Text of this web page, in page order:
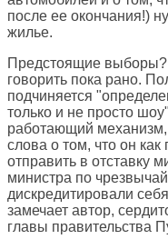
после ее окончания!)
жилье.
Предстоящие выборы?
говорить пока рано.
подчиняется
только и не просто
работающий
слова о том, что он
отправить в отставку
министра по
дискредитировали
замечает автор,
главы правительства